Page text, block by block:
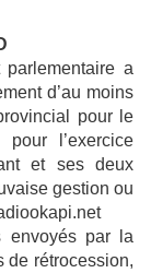
a
d’au moins
pour le
l’exercice
et ses deux
gestion ou
envoyés par la
de rétrocession,